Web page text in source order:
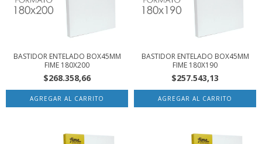
BASTIDOR ENTELADO BOX45MM
FIME 180X200
$268.358,66
BASTIDOR ENTELADO BOX45MM
FIME 180X190
$257.543,13